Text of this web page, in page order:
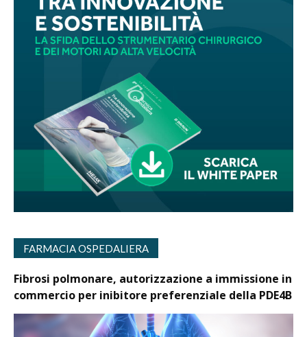
FARMACIA OSPEDALIERA
Fibrosi polmonare, autorizzazione a immissione in
commercio per inibitore preferenziale della PDE4B